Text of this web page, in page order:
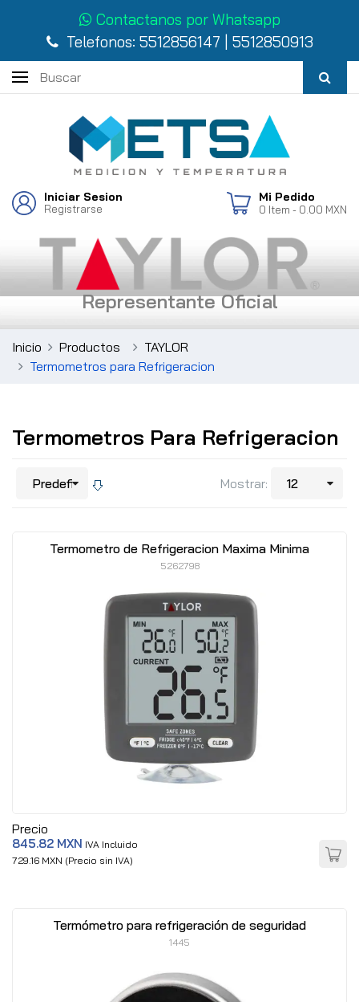
Contactanos por Whatsapp
Telefonos: 5512856147 5512850913
Iniciar Sesion
Registrarse
Mi Pedido
0 Item - 0.00 MXN
Representante Oficial
Inicio Productos
TAYLOR
Termometros para Refrigeracion
Termometros Para Refrigeracion
Mostrar:
Termometro de Refrigeracion Maxima Minima
5262798
Precio
845.82 MXN IVA Incluido
729.16 MXN (Precio sin IVA)
Termómetro para refrigeración de seguridad
1445